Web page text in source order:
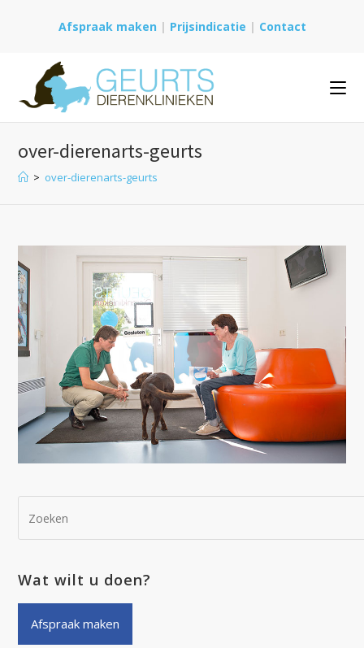
Afspraak maken | Prijsindicatie | Contact
over-dierenarts-geurts
> over-dierenarts-geurts
Wat wilt u doen?
Afspraak maken